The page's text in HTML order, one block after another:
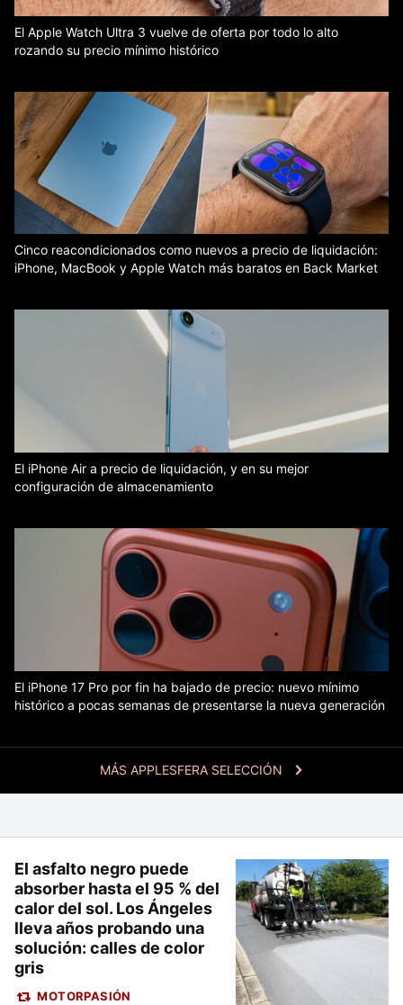
MÁS APPLESFERA SELECCIÓN
El Apple Watch Ultra 3 vuelve de oferta por todo lo alto
rozando su precio mínimo histórico
Cinco reacondicionados como nuevos a precio de liquidación:
iPhone, MacBook y Apple Watch más baratos en Back Market
El iPhone Air a precio de liquidación, y en su mejor
configuración de almacenamiento
El iPhone 17 Pro por fin ha bajado de precio: nuevo mínimo
histórico a pocas semanas de presentarse la nueva generación
El asfalto negro puede
absorber hasta el 95 % del
calor del sol. Los Ángeles
lleva años probando una
solución: calles de color
gris
MOTORPASIÓN